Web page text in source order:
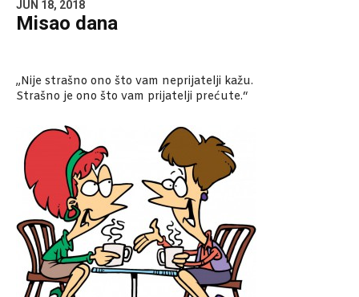
JUN 18, 2018
Misao dana
„Nije strašno ono što vam neprijatelji kažu.
Strašno je ono što vam prijatelji prećute.“